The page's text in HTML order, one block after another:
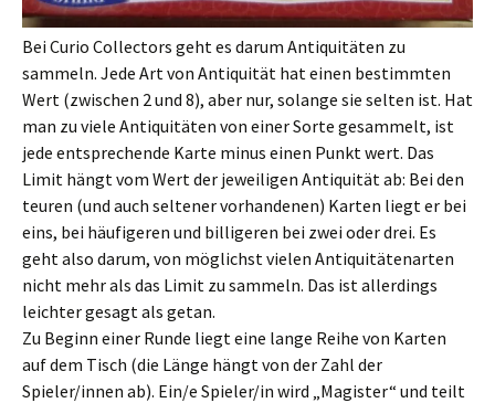
Bei Curio Collectors geht es darum Antiquitäten zu
sammeln. Jede Art von Antiquität hat einen bestimmten
Wert (zwischen 2 und 8), aber nur, solange sie selten ist. Hat
man zu viele Antiquitäten von einer Sorte gesammelt, ist
jede entsprechende Karte minus einen Punkt wert. Das
Limit hängt vom Wert der jeweiligen Antiquität ab: Bei den
teuren (und auch seltener vorhandenen) Karten liegt er bei
eins, bei häufigeren und billigeren bei zwei oder drei. Es
geht also darum, von möglichst vielen Antiquitätenarten
nicht mehr als das Limit zu sammeln. Das ist allerdings
leichter gesagt als getan.
Zu Beginn einer Runde liegt eine lange Reihe von Karten
auf dem Tisch (die Länge hängt von der Zahl der
Spieler/innen ab). Ein/e Spieler/in wird „Magister“ und teilt